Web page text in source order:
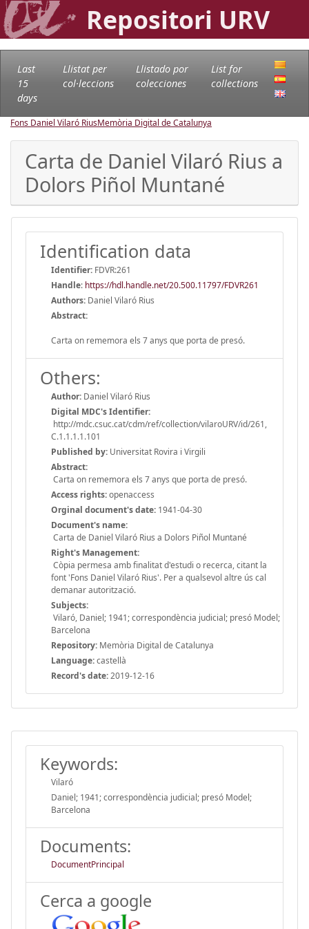
Repositori URV
Last
15
days
Llistat per
col·leccions
Llistado por
colecciones
List for
collections
Fons Daniel Vilaró RiusMemòria Digital de Catalunya
Carta de Daniel Vilaró Rius a
Dolors Piñol Muntané
Identification data
Identifier: FDVR:261
Handle: https://hdl.handle.net/20.500.11797/FDVR261
Authors: Daniel Vilaró Rius
Abstract:
Carta on rememora els 7 anys que porta de presó.
Others:
Author: Daniel Vilaró Rius
Digital MDC's Identifier:
http://mdc.csuc.cat/cdm/ref/collection/vilaroURV/id/261,
C.1.1.1.1.101
Published by: Universitat Rovira i Virgili
Abstract:
Carta on rememora els 7 anys que porta de presó.
Access rights:openaccess
Orginal document's date: 1941-04-30
Document's name:
Carta de Daniel Vilaró Rius a Dolors Piñol Muntané
Right's Management:
Còpia permesa amb finalitat d'estudi o recerca, citant la
font 'Fons Daniel Vilaró Rius'. Per a qualsevol altre ús cal
demanar autorització.
Subjects:
Vilaró, Daniel; 1941; correspondència judicial; presó Model;
Barcelona
Repository: Memòria Digital de Catalunya
Language:castellà
Record's date:2019-12-16
Keywords:
Vilaró
Daniel; 1941; correspondència judicial; presó Model;
Barcelona
Documents:
DocumentPrincipal
Cerca a google